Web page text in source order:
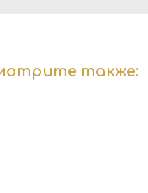
также: